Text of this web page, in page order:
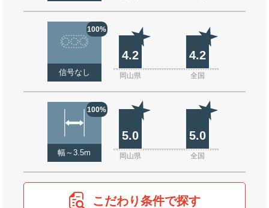
100%
信号なし
4.2 4.2
岡山県 全国
100%
幅～3.5m
5.0 5.0
岡山県 全国
こだわり条件で探す